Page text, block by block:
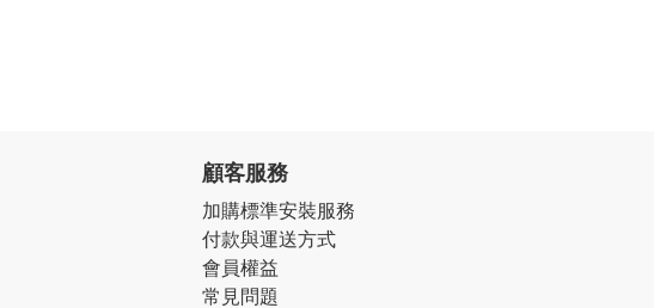
顧客服務
加購標準安裝服務
付款與運送方式
會員權益
常見問題